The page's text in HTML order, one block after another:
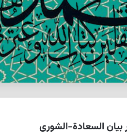
بیان السعادة-الشورى